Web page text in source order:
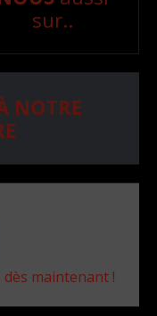
sur..
NOTRE
maintenant !